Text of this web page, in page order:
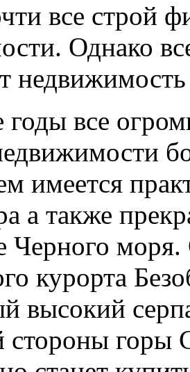
все строй
Однако
годы все
имеется
а также
Черного
курорта
высокий
стороны горы